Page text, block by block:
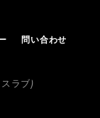
問い合わせ
ラブ)